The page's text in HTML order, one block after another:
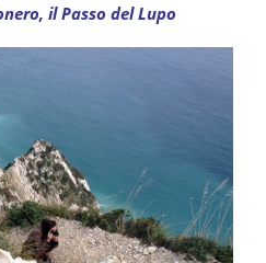
il Passo del Lupo